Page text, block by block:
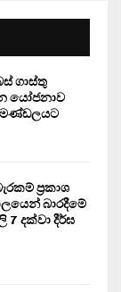
ගාස්තු
යෝජනාව
ප්‍රකාශ
බාරදීමේ
7 දක්වා දීර්ඝ